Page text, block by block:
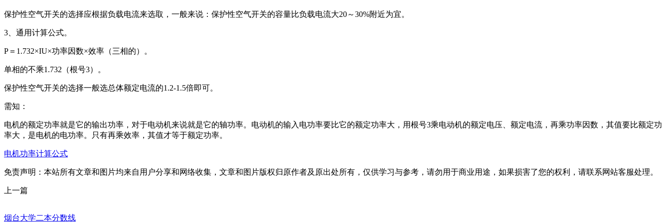
保护性空气开关的选择应根据负载电流来选取，一般来说：保护性空气开关的容量比负载电流大20～30%附近为宜。
3、通用计算公式。
P＝1.732×IU×功率因数×效率（三相的）。
单相的不乘1.732（根号3）。
保护性空气开关的选择一般选总体额定电流的1.2-1.5倍即可。
需知：
电机的额定功率就是它的输出功率，对于电动机来说就是它的轴功率。电动机的输入电功率要比它的额定功率大，用根号3乘电动机的额定电压、额定电流，再乘功率因数，其值要比额定功
率大，是电机的电功率。只有再乘效率，其值才等于额定功率。
电机功率计算公式
免责声明：本站所有文章和图片均来自用户分享和网络收集，文章和图片版权归原作者及原出处所有，仅供学习与参考，请勿用于商业用途，如果损害了您的权利，请联系网站客服处理。
上一篇
烟台大学二本分数线